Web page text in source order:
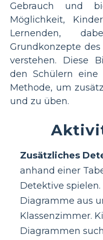
Gebrauch und
Möglichkeit,
Lernenden,
Grundkonzepte
verstehen. Diese
den Schülern eine
Methode, um
und zu üben.
Zusätzliches
anhand einer
Detektive
Diagramme aus
Klassenzimmer.
Diagrammen